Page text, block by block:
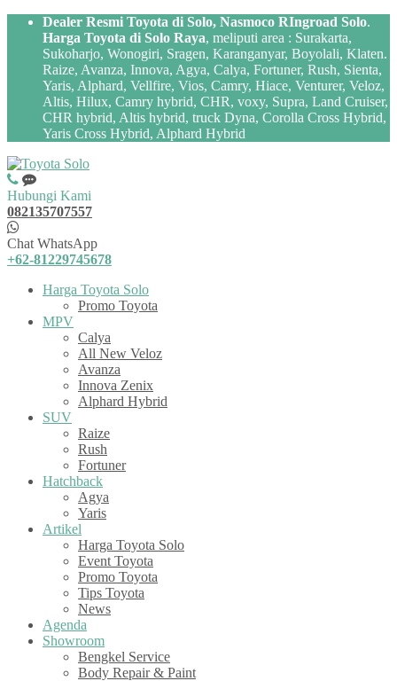
Dealer Resmi Toyota di Solo, Nasmoco RIngroad Solo.
Harga Toyota di Solo Raya, meliputi area : Surakarta,
Sukoharjo, Wonogiri, Sragen, Karanganyar, Boyolali, Klaten.
Raize, Avanza, Innova, Agya, Calya, Fortuner, Rush, Sienta,
Yaris, Alphard, Vellfire, Vios, Camry, Hiace, Venturer, Veloz,
Altis, Hilux, Camry hybrid, CHR, voxy, Supra, Land Cruiser,
CHR hybrid, Altis hybrid, truck Dyna, Corolla Cross Hybrid,
Yaris Cross Hybrid, Alphard Hybrid
Hubungi Kami
082135707557
Chat WhatsApp
+62-81229745678
Harga Toyota Solo
Promo Toyota
MPV
Calya
All New Veloz
Avanza
Innova Zenix
Alphard Hybrid
SUV
Raize
Rush
Fortuner
Hatchback
Agya
Yaris
Artikel
Harga Toyota Solo
Event Toyota
Promo Toyota
Tips Toyota
News
Agenda
Showroom
Bengkel Service
Body Repair & Paint